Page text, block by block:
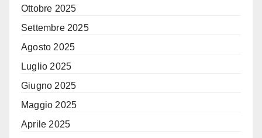
Ottobre 2025
Settembre 2025
Agosto 2025
Luglio 2025
Giugno 2025
Maggio 2025
Aprile 2025